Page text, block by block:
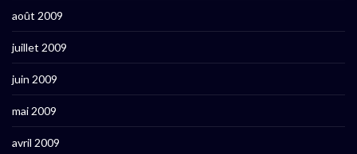
août 2009
juillet 2009
juin 2009
mai 2009
avril 2009